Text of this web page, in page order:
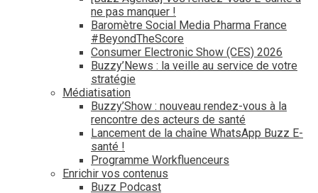
ne pas manquer !
Baromètre Social Media Pharma France
#BeyondTheScore
Consumer Electronic Show (CES) 2026
Buzzy’News : la veille au service de votre
stratégie
Médiatisation
Buzzy’Show : nouveau rendez-vous à la
rencontre des acteurs de santé
Lancement de la chaîne WhatsApp Buzz E-
santé !
Programme Workfluenceurs
Enrichir vos contenus
Buzz Podcast